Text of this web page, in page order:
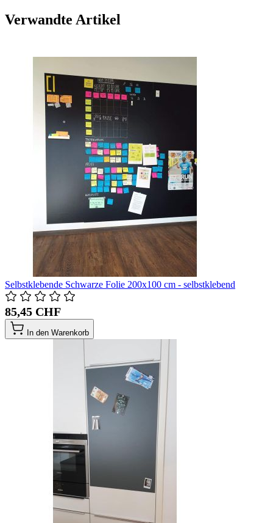
Verwandte Artikel
Selbstklebende Schwarze Folie 200x100 cm - selbstklebend
85,45 CHF
In den Warenkorb